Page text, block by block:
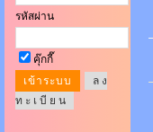
รหัสผ่าน
คุ๊กกี๊
ล ง
ท ะ เ บี ย น